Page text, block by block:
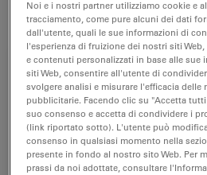
screening, selezione e
Noi e i nostri partner utilizziamo cookie e
tracciamento, come pure alcuni dei dati
dall'utente, quali le sue informazioni di
l'esperienza di fruizione dei nostri siti
e contenuti personalizzati in base alle sue
siti Web, consentire all'utente di
svolgere analisi e misurare l'efficacia delle
pubblicitarie. Facendo clic su "Accetta
suo consenso e accetta di condividere i
(link riportato sotto). L'utente può
consenso in qualsiasi momento nella
presente in fondo al nostro sito Web. Per
prassi da noi adottate, consultare